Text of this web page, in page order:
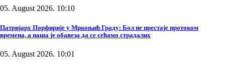
05. August 2026. 10:10
Патријарх Порфирије у Мркоњић Граду: Бол не престаје протоком
времена, а наша је обавеза да се сећамо страдалих
05. August 2026. 10:01